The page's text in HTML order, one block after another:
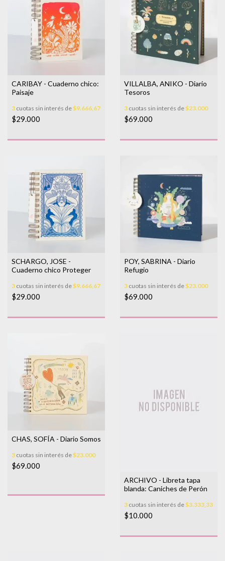
CARIBAY - Cuaderno chico:
Paisaje
3 cuotas sin interés de$9.666,67
$29.000
VILLALBA, ANIKO - Diario
Tesoros
3 cuotas sin interés de$23.000
$69.000
SCHARGO, JOSE -
Cuaderno chico Proteger
3 cuotas sin interés de$9.666,67
$29.000
POY, SABRINA - Diario
Refugio
3 cuotas sin interés de$23.000
$69.000
CHAS, SOFÍA - Diario Somos
3 cuotas sin interés de$23.000
$69.000
ARCHIVO - Libreta tapa
blanda: Caniches de Perón
3 cuotas sin interés de$3.333,33
$10.000